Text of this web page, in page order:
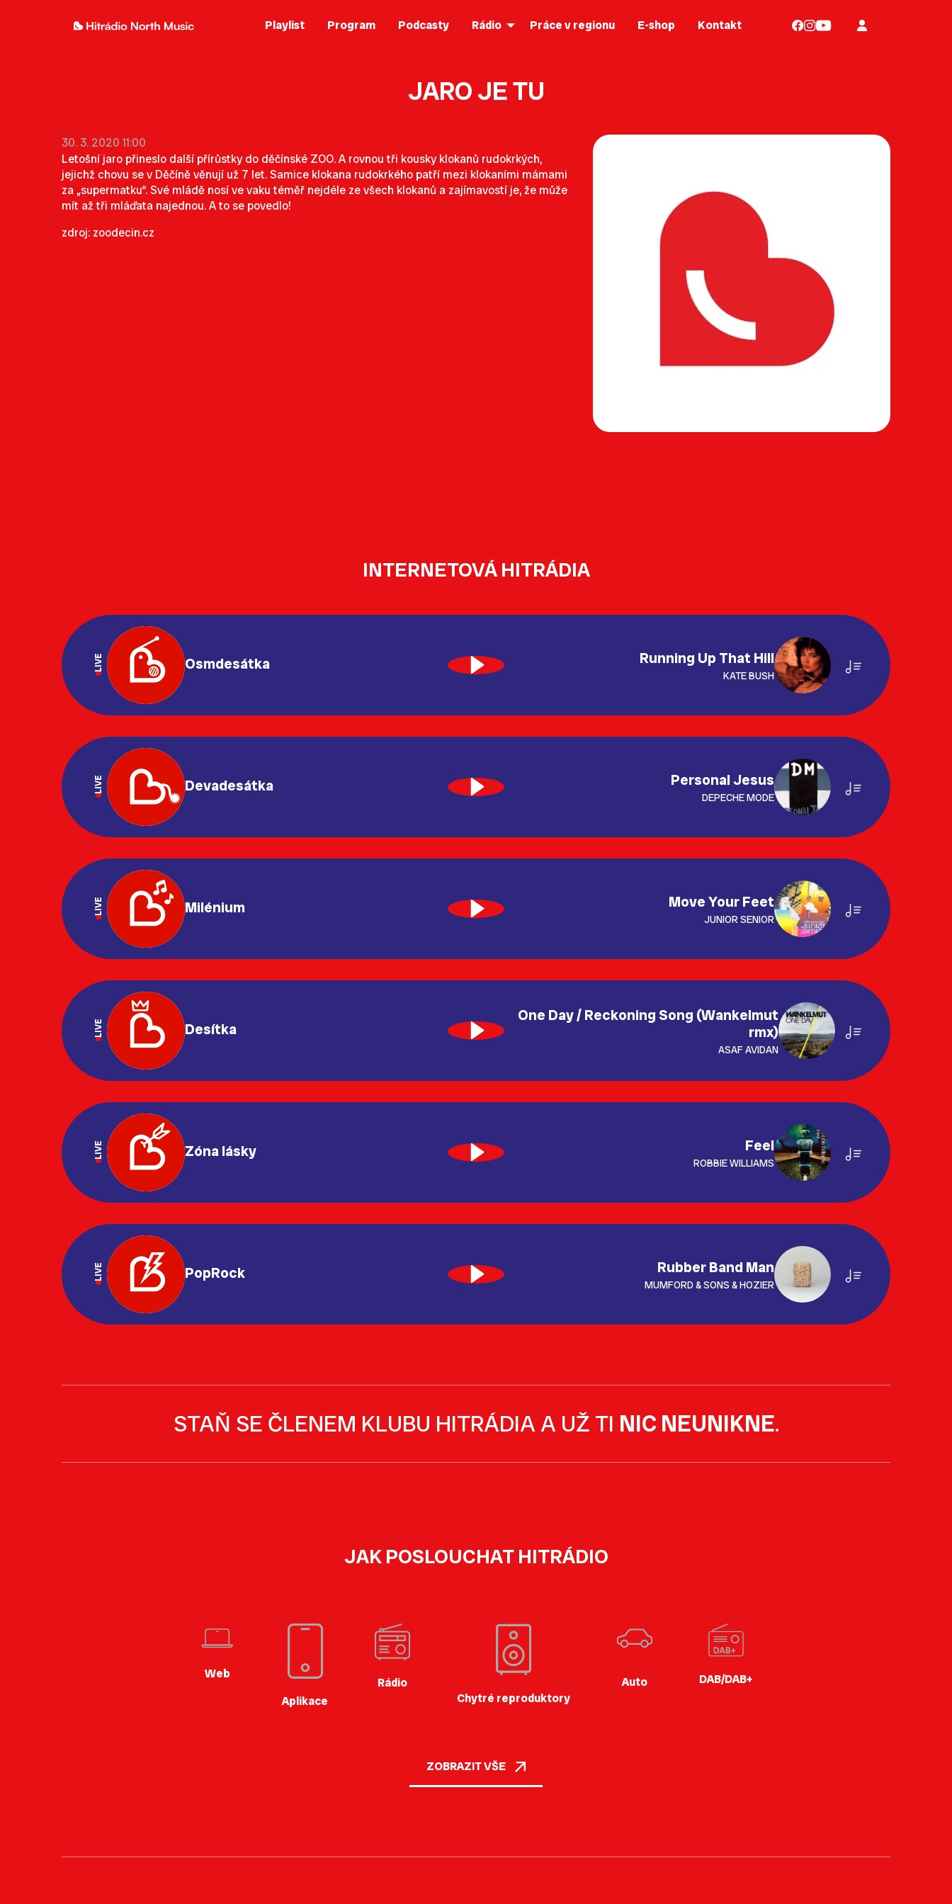
Playlist Program Podcasty Rádio Práce v regionu E-shop Kontakt
JARO JE TU
30. 3. 2020 11:00
Letošní jaro přineslo další přírůstky do děčínské ZOO. A rovnou tři kousky klokanů rudokrkých,
jejichž chovu se v Děčíně věnují už 7 let. Samice klokana rudokrkého patří mezi klokaními mámami
za „supermatku“. Své mládě nosí ve vaku téměř nejdéle ze všech klokanů a zajímavostí je, že může
mít až tři mláďata najednou. A to se povedlo!
zdroj: zoodecin.cz
INTERNETOVÁ HITRÁDIA
LIVE Osmdesátka Running Up That Hill
KATE BUSH
LIVE Devadesátka Personal Jesus
DEPECHE MODE
LIVE Milénium Move Your Feet
JUNIOR SENIOR
LIVE Desítka
One Day / Reckoning Song (Wankelmut
rmx)
ASAF AVIDAN
LIVE Zóna lásky Feel
ROBBIE WILLIAMS
LIVE PopRock Rubber Band Man
MUMFORD & SONS & HOZIER
STAŇ SE ČLENEM KLUBU HITRÁDIA A UŽ TI NIC NEUNIKNE.
JAK POSLOUCHAT HITRÁDIO
Web
Aplikace
Rádio
Chytré reproduktory
Auto DAB/DAB+
ZOBRAZIT VŠE